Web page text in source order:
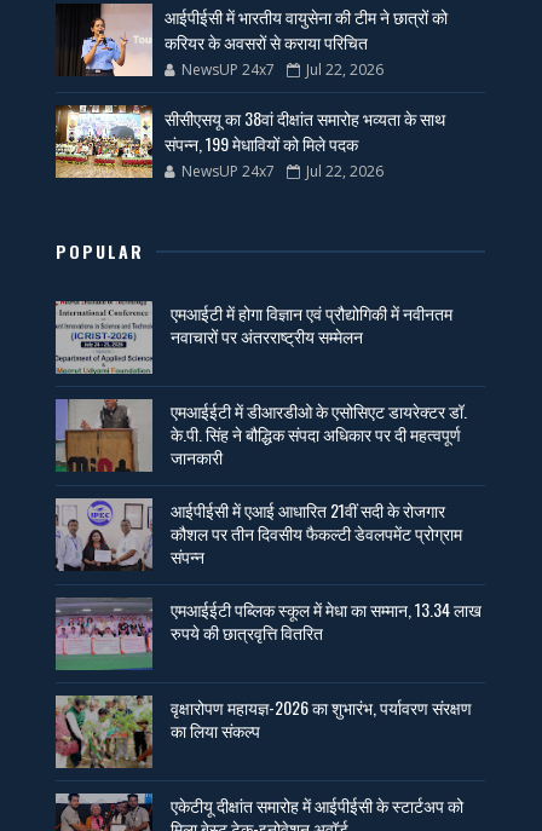
आईपीईसी में भारतीय वायुसेना की टीम ने छात्रों को
करियर के अवसरों से कराया परिचित
NewsUP 24x7 Jul 22, 2026
सीसीएसयू का 38वां दीक्षांत समारोह भव्यता के साथ
संपन्न, 199 मेधावियों को मिले पदक
NewsUP 24x7 Jul 22, 2026
POPULAR
एमआईटी में होगा विज्ञान एवं प्रौद्योगिकी में नवीनतम
नवाचारों पर अंतरराष्ट्रीय सम्मेलन
एमआईईटी में डीआरडीओ के एसोसिएट डायरेक्टर डॉ.
के.पी. सिंह ने बौद्धिक संपदा अधिकार पर दी महत्वपूर्ण
जानकारी
आईपीईसी में एआई आधारित 21वीं सदी के रोजगार
कौशल पर तीन दिवसीय फैकल्टी डेवलपमेंट प्रोग्राम
संपन्न
एमआईईटी पब्लिक स्कूल में मेधा का सम्मान, 13.34 लाख
रुपये की छात्रवृत्ति वितरित
वृक्षारोपण महायज्ञ-2026 का शुभारंभ, पर्यावरण संरक्षण
का लिया संकल्प
एकेटीयू दीक्षांत समारोह में आईपीईसी के स्टार्टअप को